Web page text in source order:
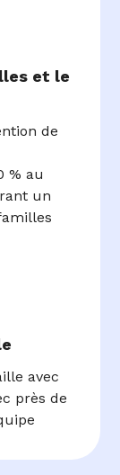
et le
de
% au
un
avec
près de